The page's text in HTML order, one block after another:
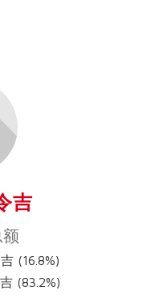
吉
(16.8%)
(83.2%)